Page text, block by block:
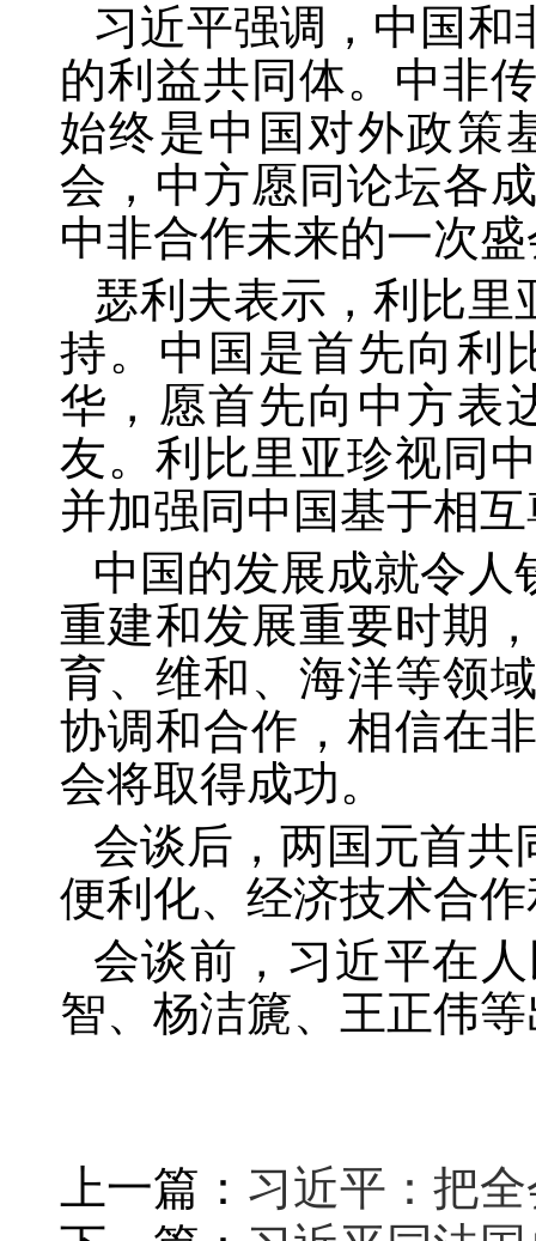
习近平强调，中国和
的利益共同体。中非
始终是中国对外政策
会，中方愿同论坛各
中非合作未来的一次
瑟利夫表示，利比
持。中国是首先向利
华，愿首先向中方表
友。利比里亚珍视同
并加强同中国基于相
中国的发展成就令人
重建和发展重要时期
育、维和、海洋等领
协调和合作，相信在
会将取得成功。
会谈后，两国元首共
便利化、经济技术合
会谈前，习近平在
智、杨洁篪、王正伟
上一篇： 习近平：把